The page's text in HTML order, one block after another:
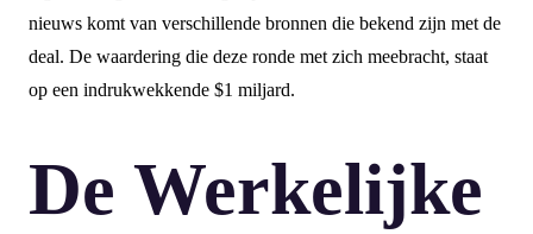
nieuws komt van verschillende bronnen die bekend zijn met de
deal. De waardering die deze ronde met zich meebracht, staat
op een indrukwekkende $1 miljard.
De Werkelijke